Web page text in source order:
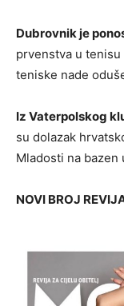
Dubrovnik je
prvenstva u tenisu
teniske nade
Iz Vaterpolskog
su dolazak
Mladosti na bazen
NOVI BROJ